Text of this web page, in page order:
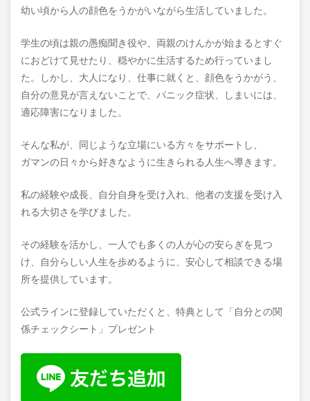
幼い頃から人の顔色をうかがいながら生活していました。
学生の頃は親の愚痴聞き役や、両親のけんかが始まるとすぐ
におどけて見せたり、穏やかに生活するため行っていまし
た。しかし、大人になり、仕事に就くと、顔色をうかがう、
自分の意見が言えないことで、パニック症状、しまいには、
適応障害になりました。
そんな私が、同じような立場にいる方々をサポートし、
ガマンの日々から好きなように生きられる人生へ導きます。
私の経験や成長、自分自身を受け入れ、他者の支援を受け入
れる大切さを学びました。
その経験を活かし、一人でも多くの人が心の安らぎを見つ
け、自分らしい人生を歩めるように、安心して相談できる場
所を提供しています。
公式ラインに登録していただくと、特典として「自分との関
係チェックシート」プレゼント